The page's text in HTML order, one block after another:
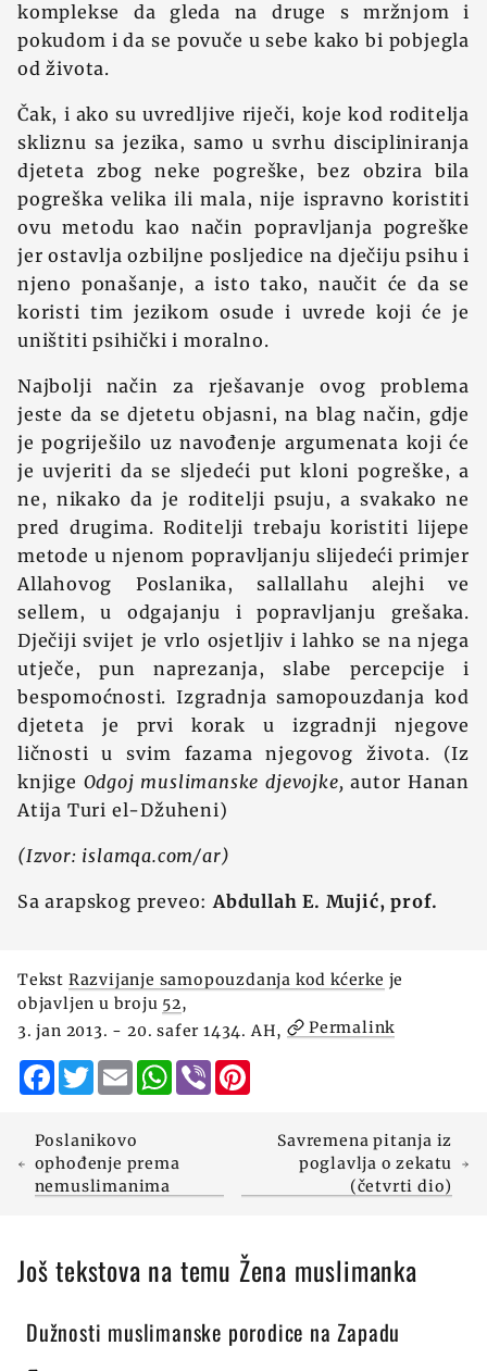
komplekse da gleda na druge s mržnjom i
pokudom i da se povuče u sebe kako bi pobjegla
od života.
Čak, i ako su uvredljive riječi, koje kod roditelja
skliznu sa jezika, samo u svrhu discipliniranja
djeteta zbog neke pogreške, bez obzira bila
pogreška velika ili mala, nije ispravno koristiti
ovu metodu kao način popravljanja pogreške
jer ostavlja ozbiljne posljedice na dječiju psihu i
njeno ponašanje, a isto tako, naučit će da se
koristi tim jezikom osude i uvrede koji će je
uništiti psihički i moralno.
Najbolji način za rješavanje ovog problema
jeste da se djetetu objasni, na blag način, gdje
je pogriješilo uz navođenje argumenata koji će
je uvjeriti da se sljedeći put kloni pogreške, a
ne, nikako da je roditelji psuju, a svakako ne
pred drugima. Roditelji trebaju koristiti lijepe
metode u njenom popravljanju slijedeći primjer
Allahovog Poslanika, sallallahu alejhi ve
sellem, u odgajanju i popravljanju grešaka.
Dječiji svijet je vrlo osjetljiv i lahko se na njega
utječe, pun naprezanja, slabe percepcije i
bespomoćnosti. Izgradnja samopouzdanja kod
djeteta je prvi korak u izgradnji njegove
ličnosti u svim fazama njegovog života. (Iz
knjige Odgoj muslimanske djevojke, autor Hanan
Atija Turi el-Džuheni)
(Izvor: islamqa.com/ar)
Sa arapskog preveo:Abdullah E. Mujić, prof.
Tekst Razvijanje samopouzdanja kod kćerke je
objavljen u broju 52,
3. jan 2013. - 20. safer 1434. AH,
Permalink
Facebook
TwitterEmailWhatsApp
Viber
Poslanikovo
ophođenje prema
nemuslimanima
Savremena pitanja iz
poglavlja o zekatu
(četvrti dio)
Još tekstova na temu Žena muslimanka
Dužnosti muslimanske porodice na Zapadu